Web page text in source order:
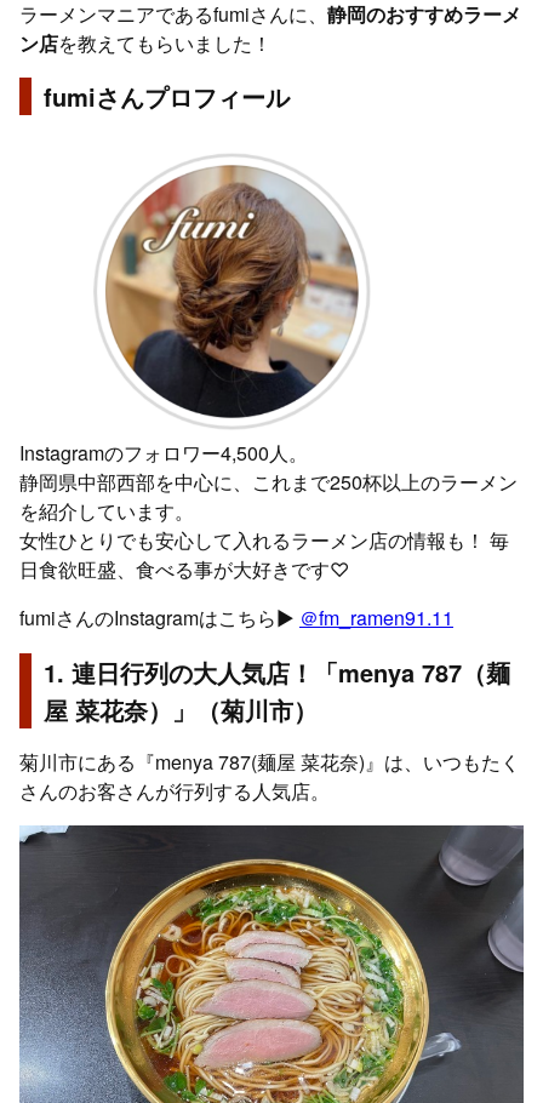
ラーメンマニアであるfumiさんに、 静岡のおすすめラーメ
ン店を教えてもらいました！
fumiさんプロフィール
Instagramのフォロワー4,500人。
静岡県中部西部を中心に、これまで250杯以上のラーメン
を紹介しています。
女性ひとりでも安心して入れるラーメン店の情報も！ 毎
日食欲旺盛、食べる事が大好きです♡
fumiさんのInstagramはこちら▶️ ＠fm_ramen91.11
1. 連日行列の大人気店！「menya 787（麺
屋 菜花奈）」（菊川市）
菊川市にある『menya 787(麺屋 菜花奈)』は、いつもたく
さんのお客さんが行列する人気店。